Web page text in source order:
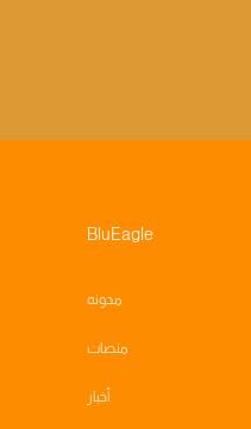
BluEagle
مدونه
منصات
أخبار